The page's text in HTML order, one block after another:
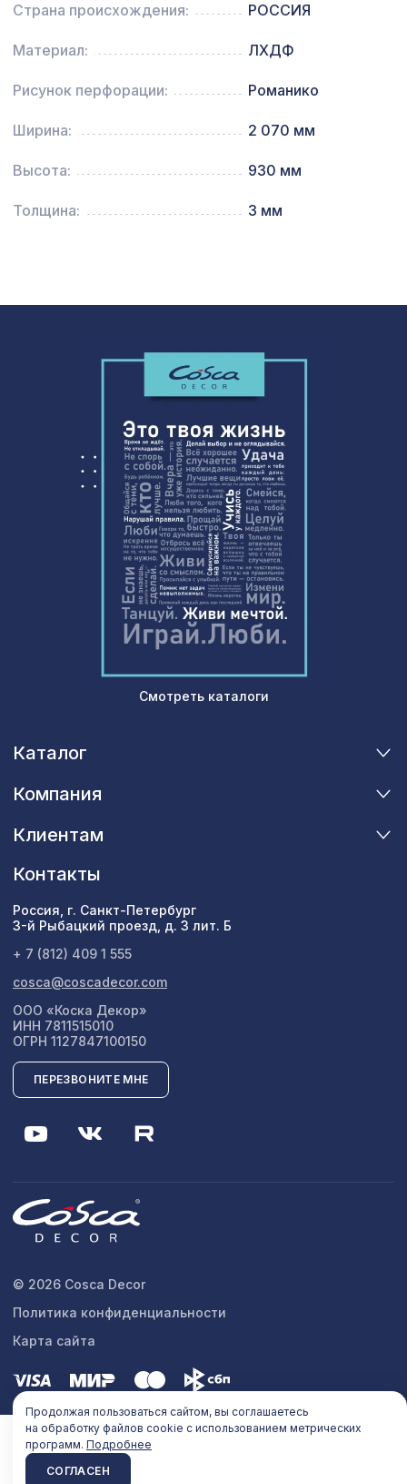
Страна происхождения: РОССИЯ
Материал: ЛХДФ
Рисунок перфорации: Романико
Ширина: 2 070 мм
Высота: 930 мм
Толщина: 3 мм
Смотреть каталоги
Каталог
Компания
Клиентам
Контакты
Россия, г. Санкт-Петербург
3-й Рыбацкий проезд, д. 3 лит. Б
+ 7 (812) 409 1 555
cosca@coscadecor.com
ООО «Коска Декор»
ИНН 7811515010
ОГРН 1127847100150
ПЕРЕЗВОНИТЕ МНЕ
© 2026 Cosca Decor
Политика конфиденциальности
Карта сайта
Продолжая пользоваться сайтом, вы соглашаетесь
на обработку файлов cookie с использованием метрических
программ. Подробнее
СОГЛАСЕН